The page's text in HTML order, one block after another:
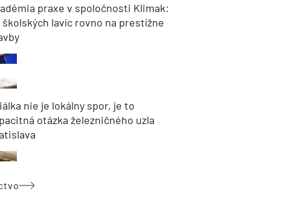
praxe v spoločnosti Klimak:
školských lavíc rovno na prestížne
nie je lokálny spor, je to
otázka železničného uzla